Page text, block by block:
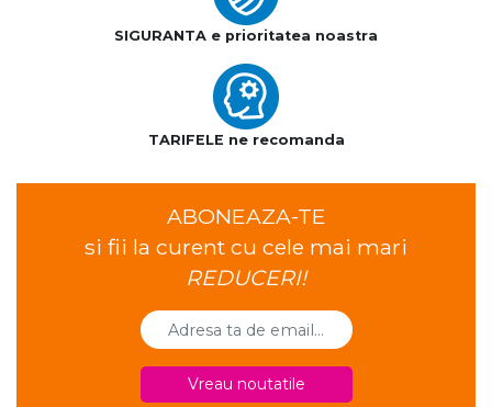
SIGURANTA e prioritatea noastra
TARIFELE ne recomanda
ABONEAZA-TE
si fii la curent cu cele mai mari
REDUCERI!
Vreau noutatile